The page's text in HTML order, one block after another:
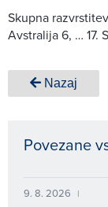
Skupna
Avstralija 6, … 17.
Nazaj
Povezane
9. 8. 2026 |